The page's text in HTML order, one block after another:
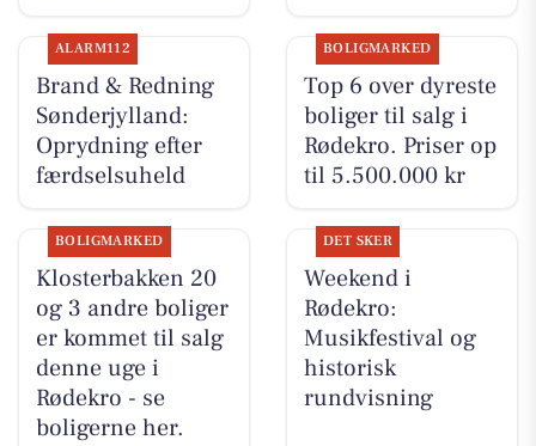
ALARM112
Brand & Redning
Sønderjylland:
Oprydning efter
færdselsuheld
BOLIGMARKED
Top 6 over dyreste
boliger til salg i
Rødekro. Priser op
til 5.500.000 kr
BOLIGMARKED
Klosterbakken 20
og 3 andre boliger
er kommet til salg
denne uge i
Rødekro - se
boligerne her.
DET SKER
Weekend i
Rødekro:
Musikfestival og
historisk
rundvisning